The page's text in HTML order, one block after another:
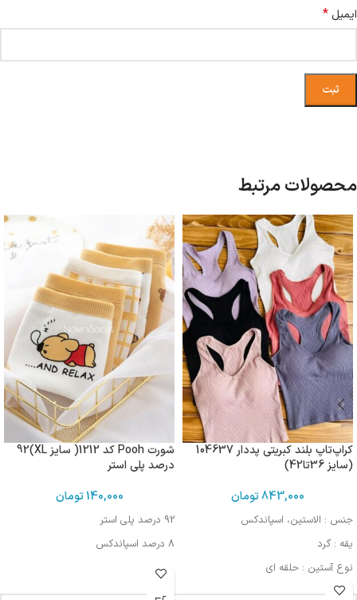
ایمیل *
محصولات مرتبط
کراپ‌تاپ بلند کبریتی پددار 104637
(سایز 36تا42)
843,000تومان
جنس : الاستین، اسپاندکس
یقه : گرد
نوع آستین : حلقه ای
مورد استفاده : اسپرت، روزمره، مهمانی
شورت Pooh کد 1212( سایز XL)92
درصد پلی استر
140,000تومان
92 درصد پلی استر
8 درصد اسپاندکس